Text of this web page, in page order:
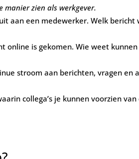
manier zien als werkgever.
aan een medewerker. Welk
online is gekomen. Wie weet
stroom aan berichten, vragen en
collega’s je kunnen voorzien